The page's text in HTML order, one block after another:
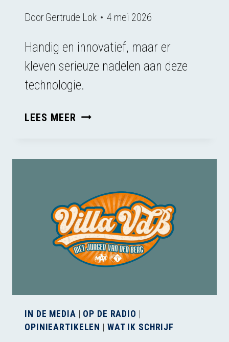
DoorGertrude Lok 4 mei 2026
Handig en innovatief, maar er
kleven serieuze nadelen aan deze
technologie.
LEES MEER KOEIEN
GESTUURD
TECHNOLOGIE
IN DE MEDIA OP DE RADIO
OPINIEARTIKELEN
WAT IK SCHRIJF